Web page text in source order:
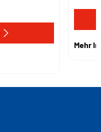
Mehr